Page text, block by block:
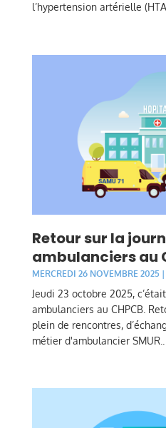
l’hypertension artérielle
Retour sur la
ambulanciers au
MERCREDI 26 NOVEMBRE 2025 |
Jeudi 23 octobre 2025,
ambulanciers au CHPCB.
plein de rencontres,
métier d'ambulancier SMUR..